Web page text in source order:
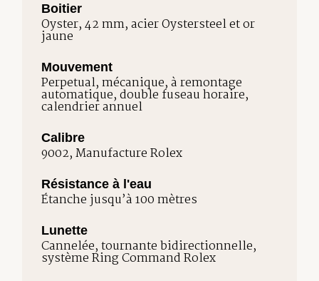
Boitier
Oyster, 42 mm, acier Oystersteel et or
jaune
Mouvement
Perpetual, mécanique, à remontage
automatique, double fuseau horaire,
calendrier annuel
Calibre
9002, Manufacture Rolex
Résistance à l'eau
Étanche jusqu’à 100 mètres
Lunette
Cannelée, tournante bidirectionnelle,
système Ring Command Rolex